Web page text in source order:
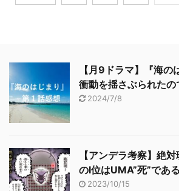
【月9ドラマ】『海の
衝動を揺さぶられたの
2024/7/8
【アンデラ考察】絶
のⅠ位はUMA”死”であ
2023/10/15